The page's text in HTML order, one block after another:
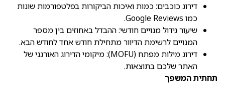
דירוג כוכבים: כמות ואיכות הביקורות בפלטפורמות שונות
כמו Google Reviews.
שיעור גידול מנויים חודשי: ההבדל באחוזים בין מספר
המנויים לרשימת הדיוור מתחילת חודש אחד לחודש הבא.
דירוג מילות מפתח (MOFU): מיקומי הדירוג האורגני של
האתר שלכם בתוצאות.
תחתית המשפך